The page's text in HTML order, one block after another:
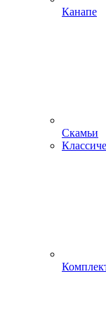
Канапе
Скамьи